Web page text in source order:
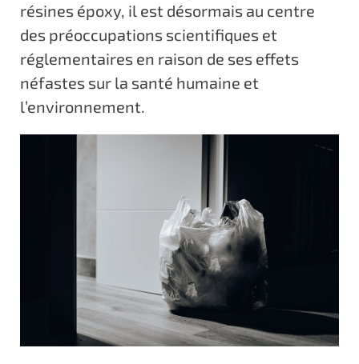
résines époxy, il est désormais au centre
des préoccupations scientifiques et
réglementaires en raison de ses effets
néfastes sur la santé humaine et
l’environnement.